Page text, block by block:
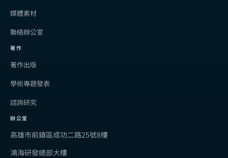
媒體素材
聯絡辦公室
著作
著作出版
學術專題發表
諮詢研究
辦公室
高雄市前鎮區成功二路25號8樓
鴻海研發總部大樓